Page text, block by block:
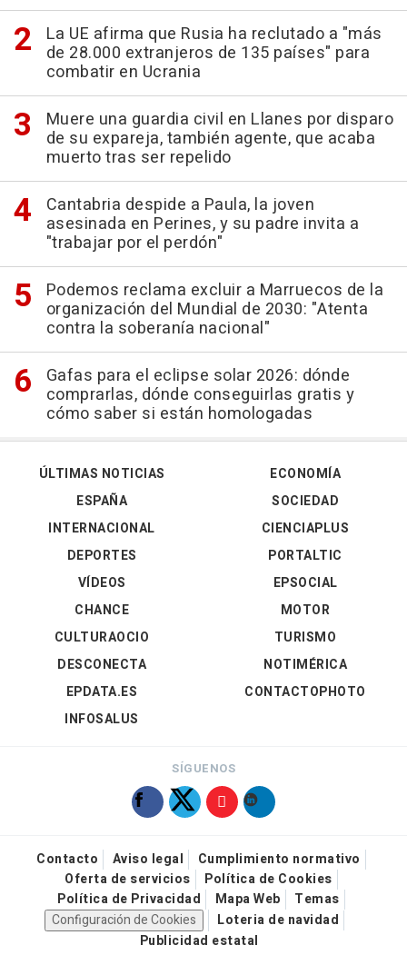
La UE afirma que Rusia ha reclutado a "más
de 28.000 extranjeros de 135 países" para
combatir en Ucrania
Muere una guardia civil en Llanes por disparo
de su expareja, también agente, que acaba
muerto tras ser repelido
Cantabria despide a Paula, la joven
asesinada en Perines, y su padre invita a
"trabajar por el perdón"
Podemos reclama excluir a Marruecos de la
organización del Mundial de 2030: "Atenta
contra la soberanía nacional"
Gafas para el eclipse solar 2026: dónde
comprarlas, dónde conseguirlas gratis y
cómo saber si están homologadas
ÚLTIMAS NOTICIAS
ESPAÑA
INTERNACIONAL
DEPORTES
VÍDEOS
ECONOMÍA
SOCIEDAD
CIENCIAPLUS
PORTALTIC
EPSOCIAL
CHANCE
CULTURAOCIO
DESCONECTA
EPDATA.ES
INFOSALUS
MOTOR
TURISMO
NOTIMÉRICA
CONTACTOPHOTO
SÍGUENOS
Contacto Aviso legal
Cumplimiento normativo
Oferta de servicios
Política de Cookies
Política de Privacidad
Mapa Web
Temas
Configuración de Cookies
Loteria de navidad
Publicidad estatal